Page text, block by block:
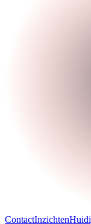
ContactInzichten